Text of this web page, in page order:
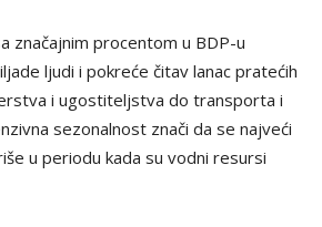
značajnim procentom u BDP-u
ljudi i pokreće čitav lanac pratećih
i ugostiteljstva do transporta i
sezonalnost znači da se najveći
u periodu kada su vodni resursi